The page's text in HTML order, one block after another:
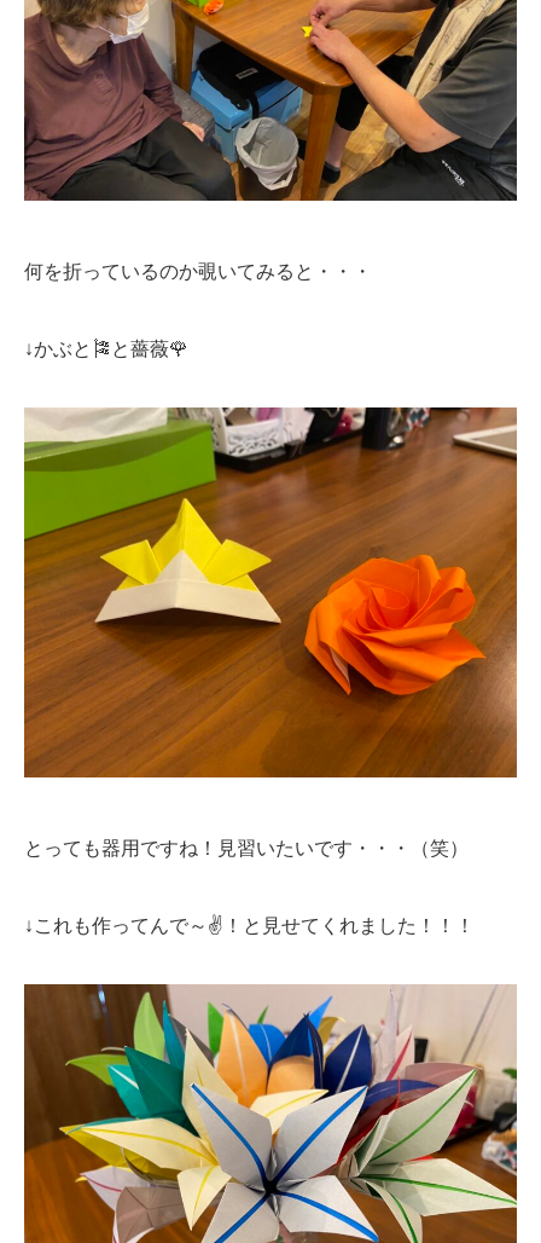
何を折っているのか覗いてみると・・・
↓かぶと🎏と薔薇🌹
とっても器用ですね！見習いたいです・・・（笑）
↓これも作ってんで～✌！と見せてくれました！！！